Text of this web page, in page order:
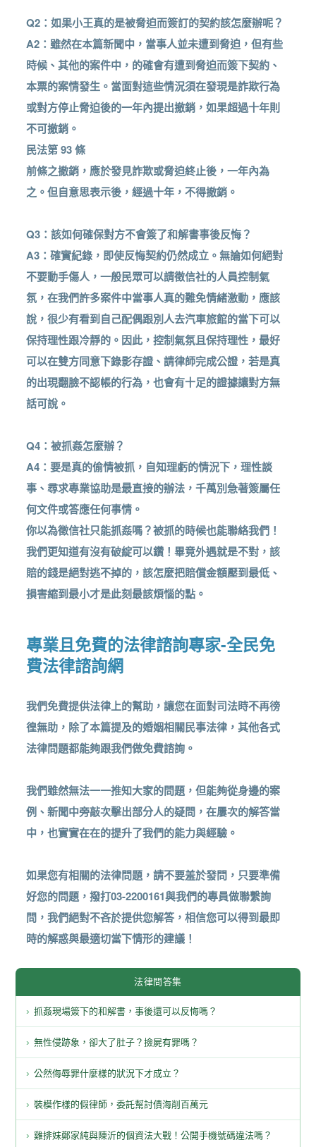
Q2：如果小王真的是被脅迫而簽訂的契約該怎麼辦呢？
A2：雖然在本篇新聞中，當事人並未遭到脅迫，但有些
時候、其他的案件中，的確會有遭到脅迫而簽下契約、
本票的案情發生。當面對這些情況須在發現是詐欺行為
或對方停止脅迫後的一年內提出撤銷，如果超過十年則
不可撤銷。
民法第 93 條
前條之撤銷，應於發見詐欺或脅迫終止後，一年內為
之。但自意思表示後，經過十年，不得撤銷。
Q3：該如何確保對方不會簽了和解書事後反悔？
A3：確實紀錄，即使反悔契約仍然成立。無論如何絕對
不要動手傷人，一般民眾可以請徵信社的人員控制氣
氛，在我們許多案件中當事人真的難免情緒激動，應該
說，很少有看到自己配偶跟別人去汽車旅館的當下可以
保持理性跟冷靜的。因此，控制氣氛且保持理性，最好
可以在雙方同意下錄影存證、請律師完成公證，若是真
的出現翻臉不認帳的行為，也會有十足的證據讓對方無
話可說。
Q4：被抓姦怎麼辦？
A4：要是真的偷情被抓，自知理虧的情況下，理性談
事、尋求專業協助是最直接的辦法，千萬別急著簽屬任
何文件或答應任何事情。
你以為徵信社只能抓姦嗎？被抓的時候也能聯絡我們！
我們更知道有沒有破綻可以鑽！畢竟外遇就是不對，該
賠的錢是絕對逃不掉的，該怎麼把賠償金額壓到最低、
損害縮到最小才是此刻最該煩惱的點。
專業且免費的法律諮詢專家-全民免
費法律諮詢網
我們免費提供法律上的幫助，讓您在面對司法時不再徬
徨無助，除了本篇提及的婚姻相關民事法律，其他各式
法律問題都能夠跟我們做免費諮詢。
我們雖然無法一一推知大家的問題，但能夠從身邊的案
例、新聞中旁敲次擊出部分人的疑問，在屢次的解答當
中，也實實在在的提升了我們的能力與經驗。
如果您有相關的法律問題，請不要羞於發問，只要準備
好您的問題，撥打03-2200161與我們的專員做聯繫詢
問，我們絕對不吝於提供您解答，相信您可以得到最即
時的解惑與最適切當下情形的建議！
法律問答集
抓姦現場簽下的和解書，事後還可以反悔嗎？
無性侵跡象，卻大了肚子？撿屍有罪嗎？
公然侮辱罪什麼樣的狀況下才成立？
裝模作樣的假律師，委託幫討債海削百萬元
雞排妹鄭家純與陳沂的個資法大戰！公開手機號碼違法嗎？